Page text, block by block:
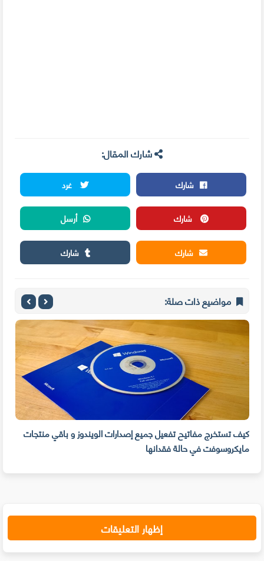
شارك المقال:
شارك
غرد
شارك
أرسل
شارك
شارك
مواضيع ذات صلة:
كيف تستخرج مفاتيح تفعيل جميع إصدارات الويندوز و باقي منتجات
مايكروسوفت في حالة فقدانها
إظهار التعليقات